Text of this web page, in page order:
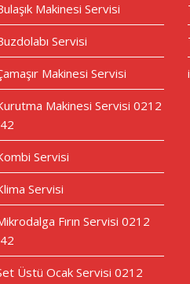
Makinesi Servisi
Servisi
Makinesi Servisi
Makinesi Servisi 0212
Servisi
Servisi
Fırın Servisi 0212
Üstü Ocak Servisi 0212